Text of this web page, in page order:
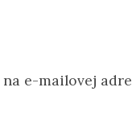
e-mailovej